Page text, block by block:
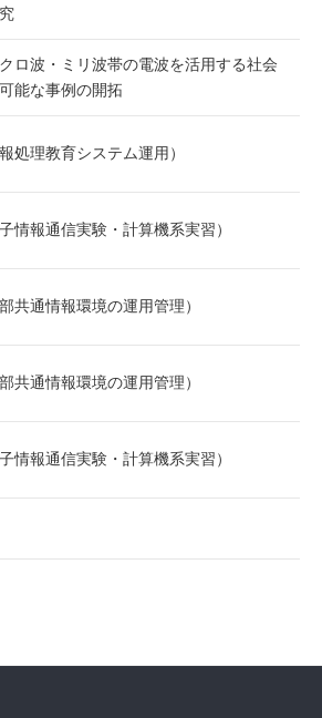
ロ波・ミリ波帯の電波を活用する社会
能な事例の開拓
報処理教育システム運用）
子情報通信実験・計算機系実習）
部共通情報環境の運用管理）
部共通情報環境の運用管理）
子情報通信実験・計算機系実習）